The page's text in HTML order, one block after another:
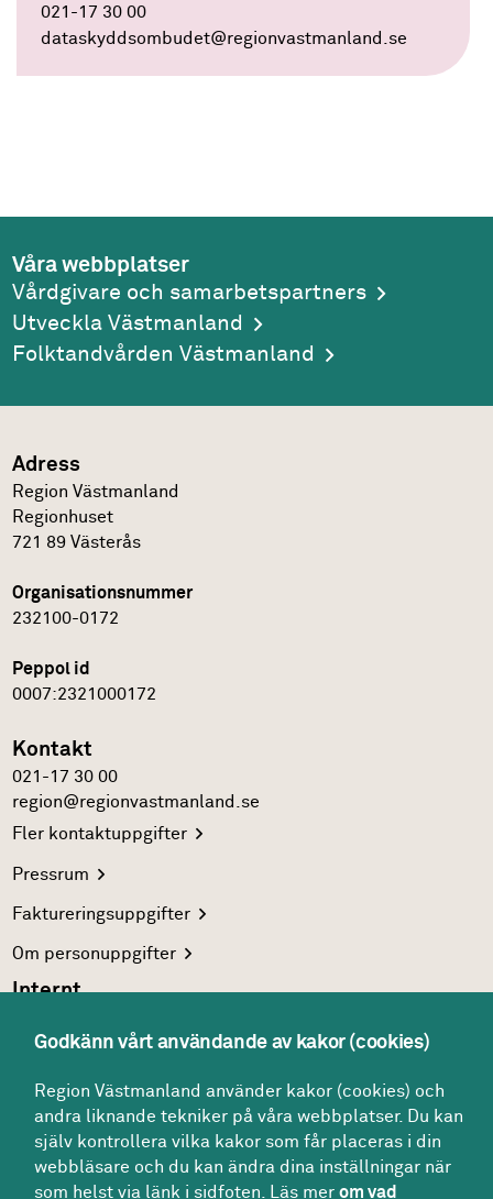
021-17 30 00
dataskyddsombudet@regionvastmanland.se
Våra webbplatser
Vårdgivare och samarbetspartners
Utveckla Västmanland
Folktandvården Västmanland
Adress
Region Västmanland
Regionhuset
721 89 Västerås
Organisationsnummer
232100-0172
Peppol id
0007:2321000172
Kontakt
021-17 30 00
region@regionvastmanland.se
Flerkontaktuppgifter
Pressrum
Faktureringsuppgifter
Om personuppgifter
Internt
Internasystem
Följ oss
Facebook
Godkänn vårt användande av kakor (cookies)
Region Västmanland använder kakor (cookies) och
andra liknande tekniker på våra webbplatser. Du kan
själv kontrollera vilka kakor som får placeras i din
webbläsare och du kan ändra dina inställningar när
som helst via länk i sidfoten. Läs merom vad